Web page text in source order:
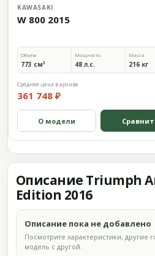
KAWASAKI
W 800 2015
Объём
773 см³
Мощность
48 л.с.
Масса
216 кг
Средняя цена в архиве
361 748 ₽
О модели
Описание Triumph
Edition 2016
Описание пока не добавлено
Посмотрите характеристики, другие
модель с другой.